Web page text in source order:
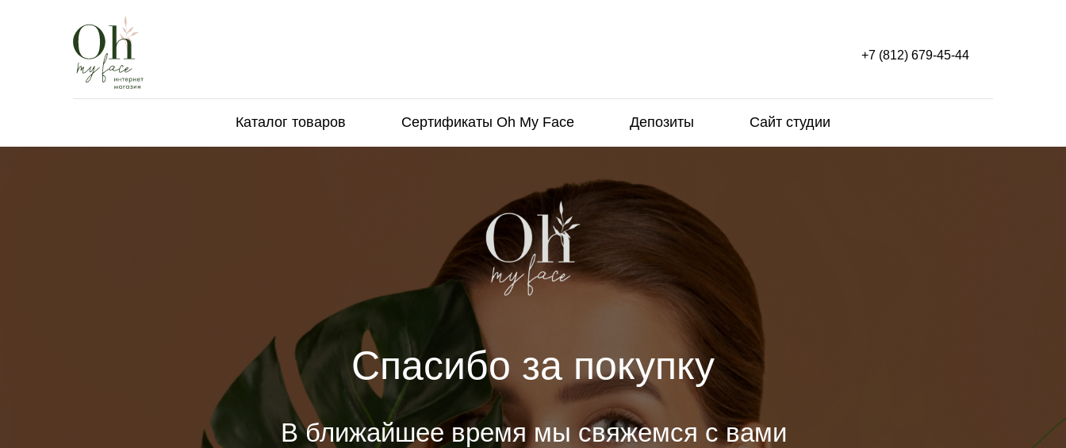
+7 (812) 679-45-44
Каталог товаров Сертификаты Oh My Face Депозиты Сайт студии
Спасибо за покупку
В ближайшее время мы свяжемся с вами